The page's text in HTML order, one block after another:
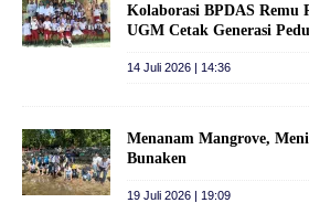
Kolaborasi BPDAS Remu
UGM Cetak Generasi
14 Juli 2026 | 14:36
Menanam Mangrove,
Bunaken
19 Juli 2026 | 19:09